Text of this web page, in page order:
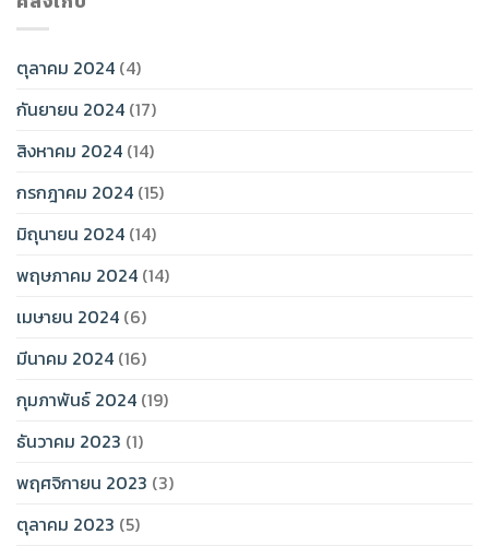
ตุลาคม 2024 (4)
กันยายน 2024 (17)
สิงหาคม 2024 (14)
กรกฎาคม 2024 (15)
มิถุนายน 2024 (14)
พฤษภาคม 2024 (14)
เมษายน 2024 (6)
มีนาคม 2024 (16)
กุมภาพันธ์ 2024 (19)
ธันวาคม 2023 (1)
พฤศจิกายน 2023 (3)
ตุลาคม 2023 (5)